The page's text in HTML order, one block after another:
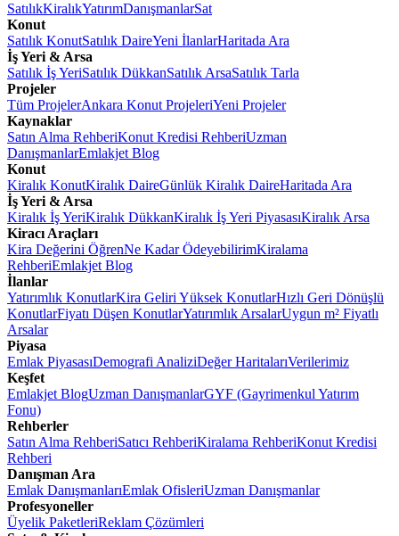
SatılıkKiralıkYatırımDanışmanlarSat
Konut
Satılık KonutSatılık DaireYeni İlanlarHaritada Ara
İş Yeri & Arsa
Satılık İş YeriSatılık DükkanSatılık ArsaSatılık Tarla
Projeler
Tüm ProjelerAnkara Konut ProjeleriYeni Projeler
Kaynaklar
Satın Alma RehberiKonut Kredisi RehberiUzman
DanışmanlarEmlakjet Blog
Konut
Kiralık KonutKiralık DaireGünlük Kiralık DaireHaritada Ara
İş Yeri & Arsa
Kiralık İş YeriKiralık DükkanKiralık İş Yeri PiyasasıKiralık Arsa
Kiracı Araçları
Kira Değerini ÖğrenNe Kadar ÖdeyebilirimKiralama
RehberiEmlakjet Blog
İlanlar
Yatırımlık KonutlarKira Geliri Yüksek KonutlarHızlı Geri Dönüşlü
KonutlarFiyatı Düşen KonutlarYatırımlık ArsalarUygun m² Fiyatlı
Arsalar
Piyasa
Emlak PiyasasıDemografi AnaliziDeğer HaritalarıVerilerimiz
Keşfet
Emlakjet BlogUzman DanışmanlarGYF (Gayrimenkul Yatırım
Fonu)
Rehberler
Satın Alma RehberiSatıcı RehberiKiralama RehberiKonut Kredisi
Rehberi
Danışman Ara
Emlak DanışmanlarıEmlak OfisleriUzman Danışmanlar
Profesyoneller
Üyelik PaketleriReklam Çözümleri